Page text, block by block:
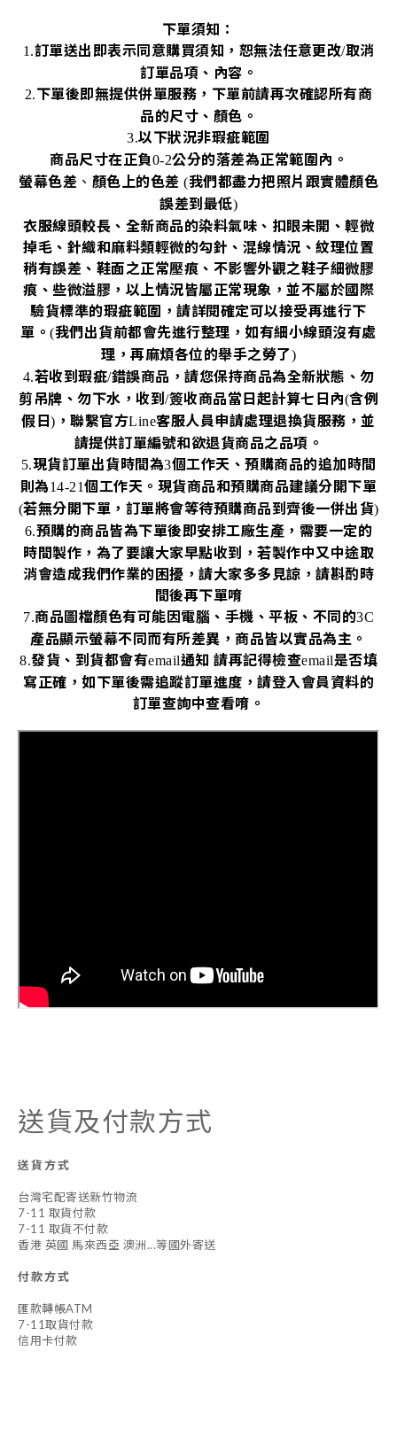
下單須知：
1.訂單送出即表示同意購買須知，恕無法任意更改/取消
訂單品項、內容。
2.下單後即無提供併單服務，下單前請再次確認所有商
品的尺寸、顏色。
3.以下狀況非瑕疵範圍
商品尺寸在正負0-2公分的落差為正常範圍內。
螢幕色差 、 顏色上的色差 (我們都盡力把照片跟實體顏色
誤差到最低)
衣服線頭較長、全新商品的染料氣味、扣眼未開、輕微
掉毛、針織和麻料類輕微的勾針、混線情況、紋理位置
稍有誤差、鞋面之正常壓痕、不影響外觀之鞋子細微膠
痕、些微溢膠，以上情況皆屬正常現象，並不屬於國際
驗貨標準的瑕疵範圍，請詳閱確定可以接受再進行下
單。(我們出貨前都會先進行整理，如有細小線頭沒有處
理，再麻煩各位的舉手之勞了)
4.若收到瑕疵/錯誤商品，請您保持商品為全新狀態、勿
剪吊牌、勿下水，收到 /簽收商品當日起計算七日內(含例
假日) ，聯繫官方Line客服人員申請處理退換貨服務，並
請提供訂單編號和欲退貨商品之品項。
5.現貨訂單出貨時間為3個工作天、預購商品的追加時間
則為14-21個工作天。現貨商品和預購商品建議分開下單
(若無分開下單，訂單將會等待預購商品到齊後一併出貨)
6.預購的商品皆為下單後即安排工廠生產，需要一定的
時間製作，為了要讓大家早點收到，若製作中又中途取
消會造成我們作業的困擾，請大家多多見諒，請斟酌時
間後再下單唷
7.商品圖檔顏色有可能因電腦、手機、平板、不同的3C
產品顯示螢幕不同而有所差異，商品皆以實品為主。
8.發貨、到貨都會有email通知 請再記得檢查email是否填
寫正確，如下單後需追蹤訂單進度，請登入會員資料的
訂單查詢中查看唷。
送貨及付款方式
送貨方式
台灣宅配寄送新竹物流
7-11 取貨付款
7-11 取貨不付款
香港 英國 馬來西亞 澳洲...等國外寄送
付款方式
匯款轉帳ATM
7-11取貨付款
信用卡付款